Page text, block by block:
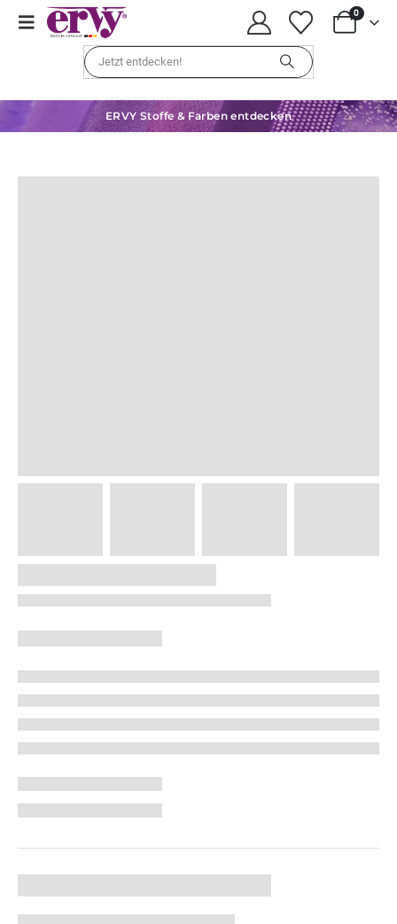
0
ERVY Stoffe & Farben entdecken